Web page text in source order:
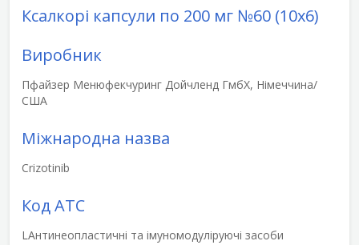
Ксалкорі капсули по 200 мг №60 (10х6)
Виробник
Пфайзер Менюфекчуринг Дойчленд ГмбХ, Німеччина/
США
Міжнародна назва
Crizotinib
Код АТС
LАнтинеопластичні та імуномодуліруючі засоби